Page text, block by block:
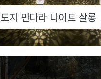
도지 만다라 나이트 살롱